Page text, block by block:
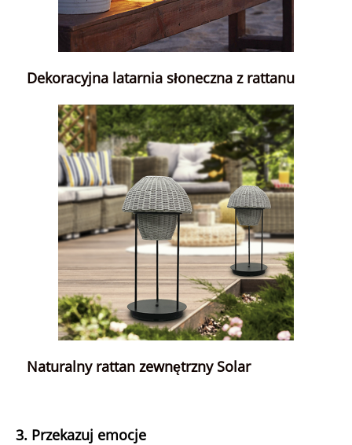
Dekoracyjna latarnia słoneczna z rattanu
Naturalny rattan zewnętrzny Solar
3. Przekazuj emocje